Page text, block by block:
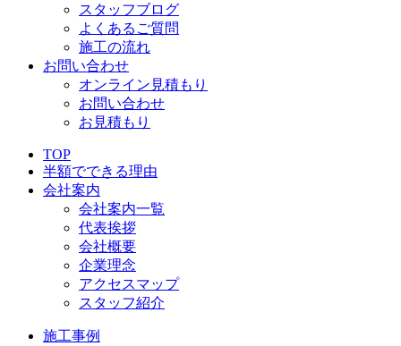
スタッフブログ
よくあるご質問
施工の流れ
お問い合わせ
オンライン見積もり
お問い合わせ
お見積もり
TOP
半額でできる理由
会社案内
会社案内一覧
代表挨拶
会社概要
企業理念
アクセスマップ
スタッフ紹介
施工事例